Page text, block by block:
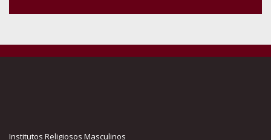
Institutos Religiosos Masculinos